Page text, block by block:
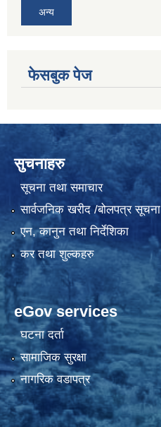
अन्य
फेसबुक पेज
सुचनाहरु
सूचना तथा समाचार
सार्वजनिक खरीद /बोलपत्र सूचना
एन, कानुन तथा निर्देशिका
कर तथा शुल्कहरु
eGov services
घटना दर्ता
सामाजिक सुरक्षा
नागरिक वडापत्र